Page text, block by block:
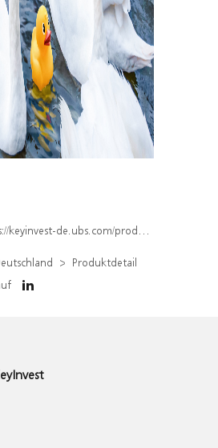
de.ubs.com/produkt/detail/index/isin/DE000WA5Q9R0
Produktdetail